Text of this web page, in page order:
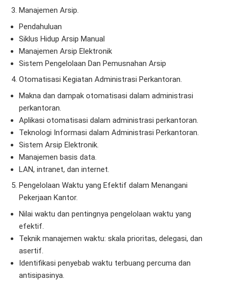
Manajemen Arsip.
Pendahuluan
Siklus Hidup Arsip Manual
Manajemen Arsip Elektronik
Sistem Pengelolaan Dan Pemusnahan Arsip
Otomatisasi Kegiatan Administrasi Perkantoran.
Makna dan dampak otomatisasi dalam administrasi
perkantoran.
Aplikasi otomatisasi dalam administrasi perkantoran.
Teknologi Informasi dalam Administrasi Perkantoran.
Sistem Arsip Elektronik.
Manajemen basis data.
LAN, intranet, dan internet.
Pengelolaan Waktu yang Efektif dalam Menangani
Pekerjaan Kantor.
Nilai waktu dan pentingnya pengelolaan waktu yang
efektif.
Teknik manajemen waktu: skala prioritas, delegasi, dan
asertif.
Identifikasi penyebab waktu terbuang percuma dan
antisipasinya.